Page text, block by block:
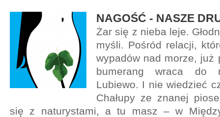
NAGOŚĆ - NASZE
Żar się z nieba leje.
myśli. Pośród relacji,
wypadów nad morze, już
bumerang wraca do
Lubiewo. I nie wiedzieć
Chałupy ze znanej
się z naturystami, a tu masz – w